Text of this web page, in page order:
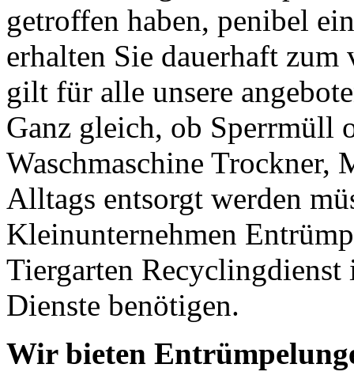
getroffen haben, penibel
erhalten Sie dauerhaft zum
gilt für alle unsere
Ganz gleich, ob Sperrmüll
Waschmaschine Trockner,
Alltags entsorgt werden
Kleinunternehmen
Tiergarten Recyclingdienst
Dienste benötigen.
Wir bieten